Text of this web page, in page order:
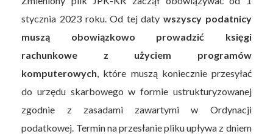
stycznia 2023 roku. Od tej daty wszyscy podatnicy
muszą obowiązkowo prowadzić księgi
rachunkowe z użyciem programów
komputerowych , które muszą koniecznie przesyłać
do urzędu skarbowego w formie ustrukturyzowanej
zgodnie z zasadami zawartymi w Ordynacji
podatkowej. Termin na przesłanie pliku upływa z dniem